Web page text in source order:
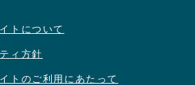
トについて
ィ方針
トのご利用にあたって